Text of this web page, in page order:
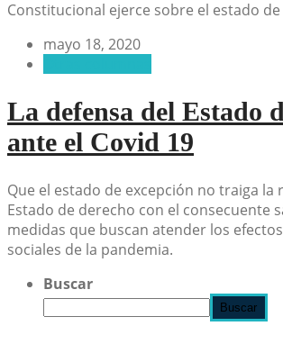
Constitucional ejerce sobre el estado
mayo 18, 2020
La defensa del Estado
ante el Covid 19
Que el estado de excepción no traiga la
Estado de derecho con el consecuente
medidas que buscan atender los
sociales de la pandemia.
Buscar
Buscar